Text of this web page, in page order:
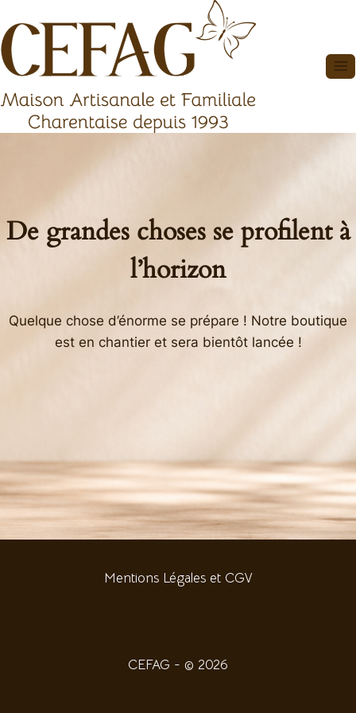
au
contenu
De grandes choses se profilent à
l’horizon
Quelque chose d’énorme se prépare ! Notre boutique
est en chantier et sera bientôt lancée !
Mentions Légales et CGV
CEFAG - © 2026